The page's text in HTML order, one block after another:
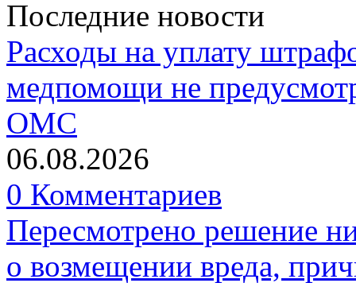
Последние новости
Расходы на уплату
медпомощи не
ОМС
06.08.2026
0 Комментариев
Пересмотрено решение
о возмещении вреда,